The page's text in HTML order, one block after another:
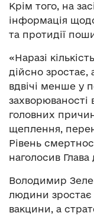
Крім того, на
інформація щодо
та протидії
«Наразі
дійсно зростає,
вдвічі менше у
захворюваності
головних
щеплення,
Рівень
наголосив
Володимир
людини зростає
вакцини, а